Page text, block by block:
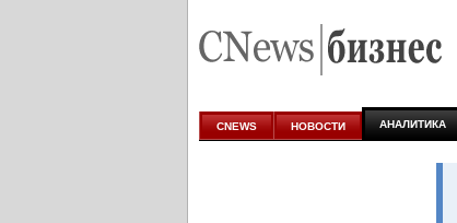
аналитике
CNEWS НОВОСТИ АНАЛИТИКА